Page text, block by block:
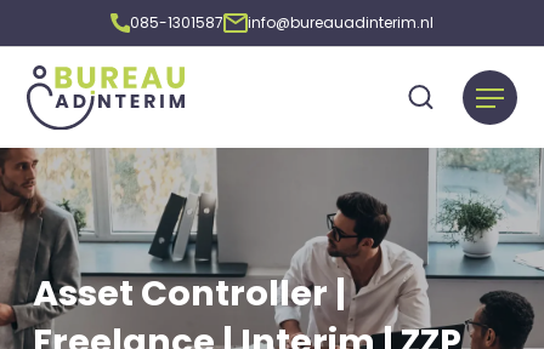
085-1301587 info@bureauadinterim.nl
Asset Controller |